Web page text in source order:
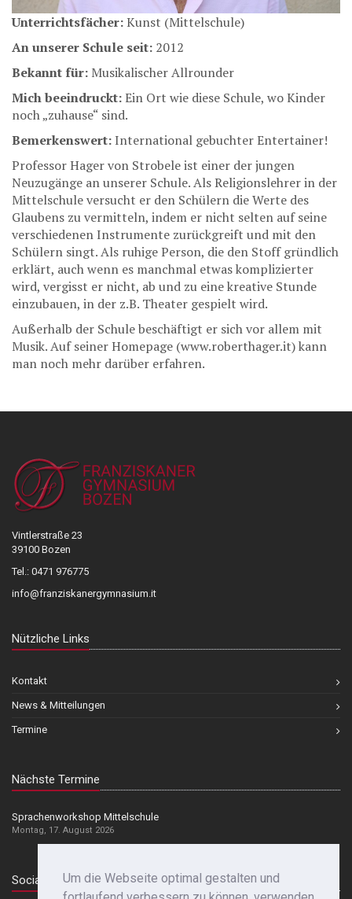
Um die Webseite optimal gestalten und
Unterrichtsfächer:Kunst (Mittelschule)
An unserer Schule seit: 2012
Bekannt für: Musikalischer Allrounder
Mich beeindruckt:Ein Ort wie diese Schule, wo Kinder
noch „zuhause“ sind.
Bemerkenswert:International gebuchter Entertainer!
Professor Hager von Strobele ist einer der jungen
Neuzugänge an unserer Schule. Als Religionslehrer in der
Mittelschule versucht er den Schülern die Werte des
Glaubens zu vermitteln, indem er nicht selten auf seine
verschiedenen Instrumente zurückgreift und mit den
Schülern singt. Als ruhige Person, die den Stoff gründlich
erklärt, auch wenn es manchmal etwas komplizierter
wird, vergisst er nicht, ab und zu eine kreative Stunde
einzubauen, in der z.B. Theater gespielt wird.
Außerhalb der Schule beschäftigt er sich vor allem mit
Musik. Auf seiner Homepage (www.roberthager.it) kann
man noch mehr darüber erfahren.
Vintlerstraße 23
39100 Bozen
Tel.: 0471 976775
info@franziskanergymnasium.it
Nützliche Links
Kontakt
News & Mitteilungen
Termine
Nächste Termine
Sprachenworkshop Mittelschule
Montag, 17. August 2026
Social Media